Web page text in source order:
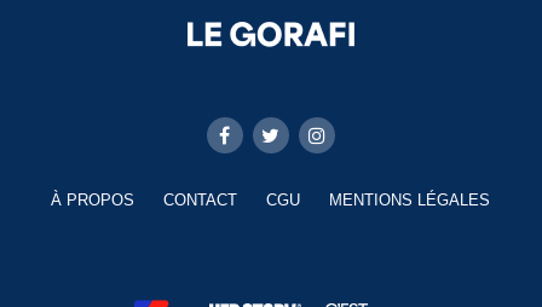
À PROPOS CONTACT CGU MENTIONS LÉGALES